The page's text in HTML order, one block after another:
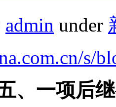
admin under
s/
、一项后